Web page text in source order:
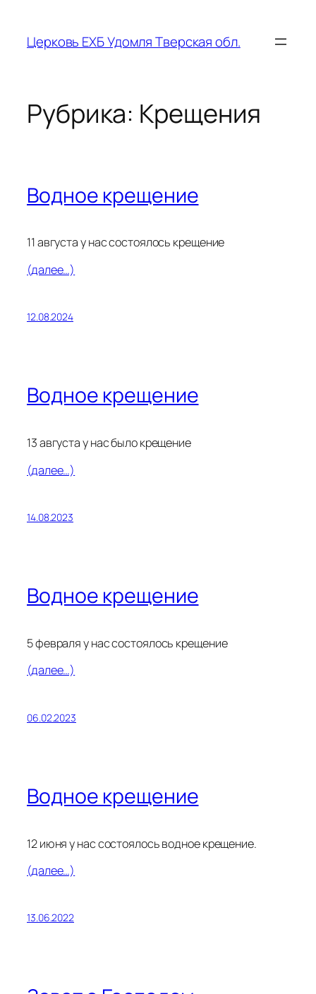
содержимому
Церковь ЕХБ Удомля Тверская обл.
Рубрика: Крещения
Водное крещение
11 августа у нас состоялось крещение
(далее…)
12.08.2024
Водное крещение
13 августа у нас было крещение
(далее…)
14.08.2023
Водное крещение
5 февраля у нас состоялось крещение
(далее…)
06.02.2023
Водное крещение
12 июня у нас состоялось водное крещение.
(далее…)
13.06.2022